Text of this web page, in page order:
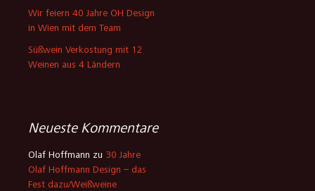
Wir feiern 40 Jahre OH Design
in Wien mit dem Team
Süßwein Verkostung mit 12
Weinen aus 4 Ländern
Neueste Kommentare
Olaf Hoffmann zu 30 Jahre
Olaf Hoffmann Design – das
Fest dazu/Weißweine